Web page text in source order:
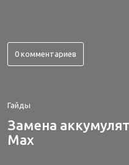
0 комментариев
Гайды
Замена
Max